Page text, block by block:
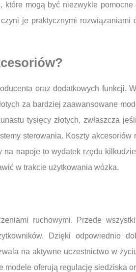
mogą być niezwykle pomocne
je praktycznymi rozwiązaniami
oraz dodatkowych funkcji.
za bardziej zaawansowane
tysięcy złotych, zwłaszcza
sterowania. Koszty
napoje to wydatek rzędu
w trakcie użytkowania wózka.
ruchowymi. Przede
Dzięki odpowiednio
na aktywne uczestnictwo w
oferują regulację siedziska